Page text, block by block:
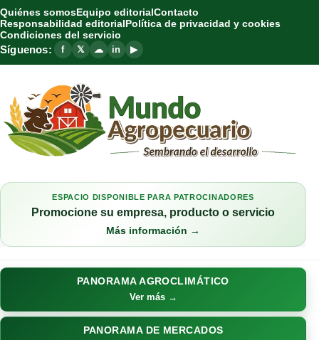
Quiénes somosEquipo editorialContacto
Responsabilidad editorialPolítica de privacidad y cookies
Condiciones del servicio
Síguenos: f 𝕏 ☁ in ▶
ESPACIO DISPONIBLE PARA PATROCINADORES
Promocione su empresa, producto o servicio
Más información →
PANORAMA AGROCLIMÁTICO
Ver más →
PANORAMA DE MERCADOS